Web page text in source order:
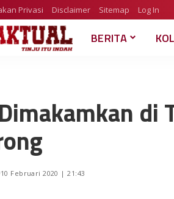
Privasi Disclaimer Sitemap Log In
BERITA
di
10 Februari 2020 | 21:43